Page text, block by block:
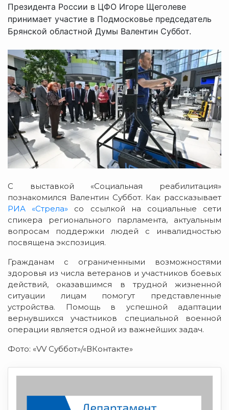
Президента России в ЦФО Игоре Щеголеве
принимает участие в Подмосковье председатель
Брянской областной Думы Валентин Суббот.
С выставкой «Социальная реабилитация»
познакомился Валентин Суббот. Как рассказывает
РИА «Стрела» со ссылкой на социальные сети
спикера регионального парламента, актуальным
вопросам поддержки людей с инвалидностью
посвящена экспозиция.
Гражданам с ограниченными возможностями
здоровья из числа ветеранов и участников боевых
действий, оказавшимся в трудной жизненной
ситуации лицам помогут представленные
устройства. Помощь в успешной адаптации
вернувшихся участников специальной военной
операции является одной из важнейших задач.
Фото: «VV Суббот»/«ВКонтакте»